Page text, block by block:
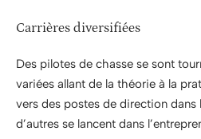
Carrières diversifiées
Des pilotes de chasse se sont
variées allant de la théorie à la
vers des postes de direction dans
d’autres se lancent dans